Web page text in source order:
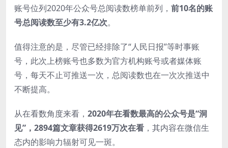
账号位列2020年公众号总阅读数榜单前列， 前10名的账
号总阅读数至少有3.2亿次。
值得注意的是，尽管已经排除了“人民日报”等时事账
号，此次上榜账号也多数为官方机构账号或者媒体账
号，每天不止可推送一次，总阅读数也在一次次推送中
不断提高。
从在看数角度来看， 2020年在看数最高的公众号是“洞
见”，2894篇文章获得2619万次在看 ，其内容在微信生
态内的影响力辐射可见一斑。